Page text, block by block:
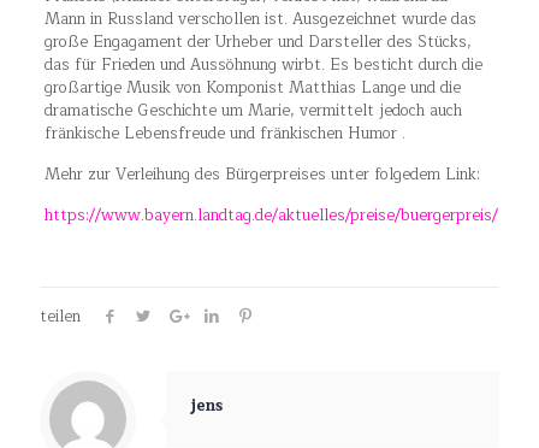
Mann in Russland verschollen ist. Ausgezeichnet wurde das
große Engagament der Urheber und Darsteller des Stücks,
das für Frieden und Aussöhnung wirbt. Es besticht durch die
großartige Musik von Komponist Matthias Lange und die
dramatische Geschichte um Marie, vermittelt jedoch auch
fränkische Lebensfreude und fränkischen Humor .
Mehr zur Verleihung des Bürgerpreises unter folgedem Link:
https://www.bayern.landtag.de/aktuelles/preise/buergerpreis/
teilen
jens